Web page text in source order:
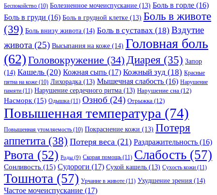
Беспокойство (10) Болезненное мочеиспускание (13) Боль в горле (16)
Боль в груди (16) Боль в грудной клетке (13) Боль в животе
(39) Боль внизу живота (14) Боль в суставах (18) Вздутие
живота (25) Высыпания на коже (14) Головная боль
(62) Головокружение (34) Диарея (35) Запор
(14) Кашель (20) Кожная сыпь (17) Кожный зуд (18) Красные
пятна на коже (10) Лихорадка (13) Мышечная слабость (16) Нарушение
памяти (11) Нарушение сердечного ритма (13) Нарушение сна (12)
Насморк (15) Одышка (11) Озноб (24) Отрыжка (12)
Повышенная температура (74)
Повышенная утомляемость (10) Покраснение кожи (13) Потеря
аппетита (38) Потеря веса (21) Раздражительность (16)
Рвота (52) Роды (9) Скорая помощь (11) Слабость (57)
Сонливость (15) Судороги (17) Сухой кашель (13) Сухость кожи (11)
Тошнота (57) Урчание в животе (11) Ухудшение зрения (14)
Частое мочеиспускание (17)